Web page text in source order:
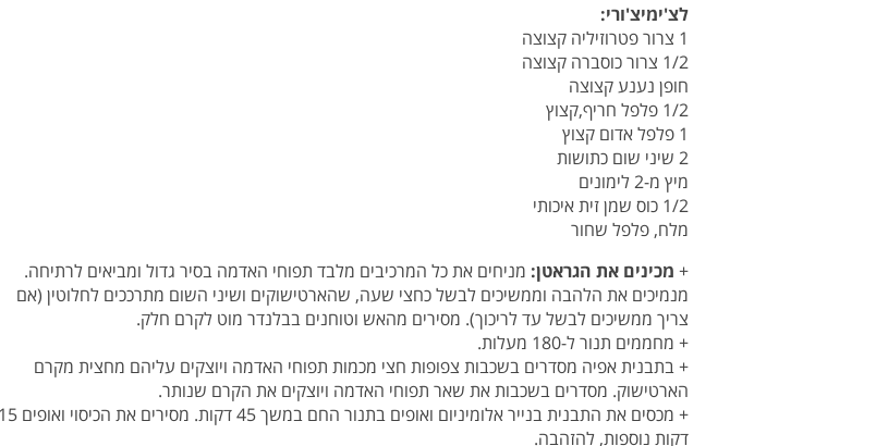
לצ'ימיצ'ורי:
1 צרור פטרוזיליה קצוצה
1/2 צרור כוסברה קצוצה
חופן נענע קצוצה
1/2 פלפל חריף,קצוץ
1 פלפל אדום קצוץ
2 שיני שום כתושות
מיץ מ-2 לימונים
1/2 כוס שמן זית איכותי
מלח, פלפל שחור
+ מכינים את הגראטן: מניחים את כל המרכיבים מלבד תפוחי האדמה בסיר גדול ומביאים לרתיחה.
מנמיכים את הלהבה וממשיכים לבשל כחצי שעה, שהארטישוקים ושיני השום מתרככים לחלוטין (אם
צריך ממשיכים לבשל עד לריכוך). מסירים מהאש וטוחנים בבלנדר מוט לקרם חלק.
+ מחממים תנור ל-180 מעלות.
+ בתבנית אפיה מסדרים בשכבות צפופות חצי מכמות תפוחי האדמה ויוצקים עליהם מחצית מקרם
הארטישוק. מסדרים בשכבות את שאר תפוחי האדמה ויוצקים את הקרם שנותר.
+ מכסים את התבנית בנייר אלומיניום ואופים בתנור החם במשך 45 דקות. מסירים את הכיסוי ואופים 15
דקות נוספות, להזהבה.